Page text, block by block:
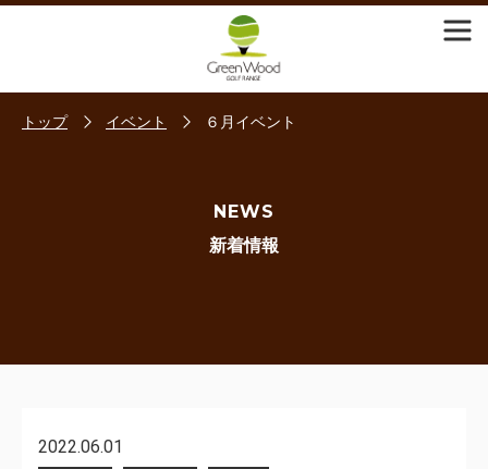
トップ イベント ６月イベント
NEWS
新着情報
2022.06.01